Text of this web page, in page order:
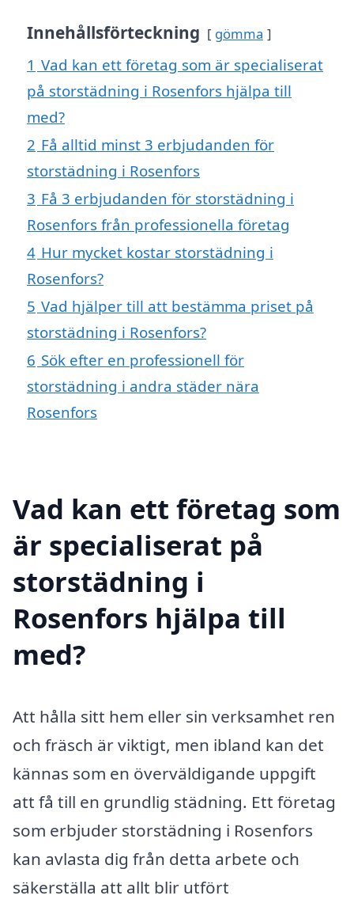
Innehållsförteckning gömma
1 Vad kan ett företag som är specialiserat
på storstädning i Rosenfors hjälpa till
med?
2 Få alltid minst 3 erbjudanden för
storstädning i Rosenfors
3 Få 3 erbjudanden för storstädning i
Rosenfors från professionella företag
4 Hur mycket kostar storstädning i
Rosenfors?
5 Vad hjälper till att bestämma priset på
storstädning i Rosenfors?
6 Sök efter en professionell för
storstädning i andra städer nära
Rosenfors
Vad kan ett företag som
är specialiserat på
storstädning i
Rosenfors hjälpa till
med?
Att hålla sitt hem eller sin verksamhet ren
och fräsch är viktigt, men ibland kan det
kännas som en överväldigande uppgift
att få till en grundlig städning. Ett företag
som erbjuder storstädning i Rosenfors
kan avlasta dig från detta arbete och
säkerställa att allt blir utfört